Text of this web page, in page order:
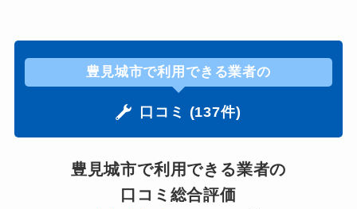
豊見城市で利用できる業者の
口コミ (137件)
豊見城市で利用できる業者の
口コミ総合評価